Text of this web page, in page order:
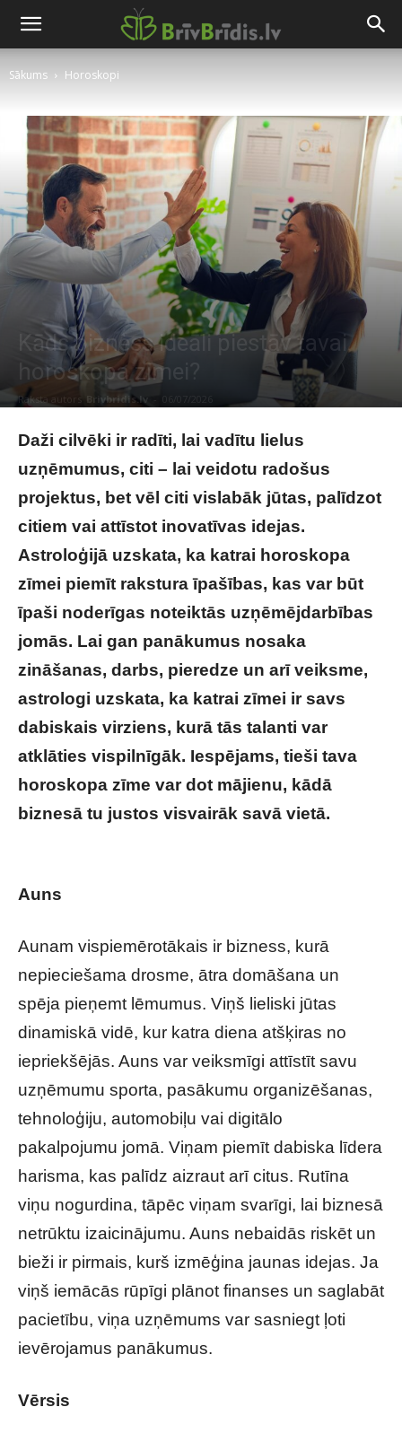
Sākums Horoskopi
Kāds bizness ideāli piestāv tavai
horoskopa zīmei?
Raksta autors Brivbridis.lv 06/07/2026
Photo bykrakenimageson Unsplash
Daži cilvēki ir radīti, lai vadītu lielus
uzņēmumus, citi – lai veidotu radošus
projektus, bet vēl citi vislabāk jūtas, palīdzot
citiem vai attīstot inovatīvas idejas.
Astroloģijā uzskata, ka katrai horoskopa
zīmei piemīt rakstura īpašības, kas var būt
īpaši noderīgas noteiktās uzņēmējdarbības
jomās. Lai gan panākumus nosaka
zināšanas, darbs, pieredze un arī veiksme,
astrologi uzskata, ka katrai zīmei ir savs
dabiskais virziens, kurā tās talanti var
atklāties vispilnīgāk. Iespējams, tieši tava
horoskopa zīme var dot mājienu, kādā
biznesā tu justos visvairāk savā vietā.
Auns
Aunam vispiemērotākais ir bizness, kurā
nepieciešama drosme, ātra domāšana un
spēja pieņemt lēmumus. Viņš lieliski jūtas
dinamiskā vidē, kur katra diena atšķiras no
iepriekšējās. Auns var veiksmīgi attīstīt savu
uzņēmumu sporta, pasākumu organizēšanas,
tehnoloģiju, automobiļu vai digitālo
pakalpojumu jomā. Viņam piemīt dabiska līdera
harisma, kas palīdz aizraut arī citus. Rutīna
viņu nogurdina, tāpēc viņam svarīgi, lai biznesā
netrūktu izaicinājumu. Auns nebaidās riskēt un
bieži ir pirmais, kurš izmēģina jaunas idejas. Ja
viņš iemācās rūpīgi plānot finanses un saglabāt
pacietību, viņa uzņēmums var sasniegt ļoti
ievērojamus panākumus.
Vērsis